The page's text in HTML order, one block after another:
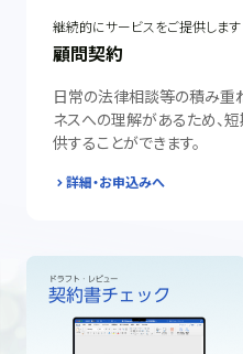
継続的にサービスをご提供します
顧問契約
日常の法律相談等の積み重
ネスへの理解があるため、
供することができます。
詳細・お申込みへ